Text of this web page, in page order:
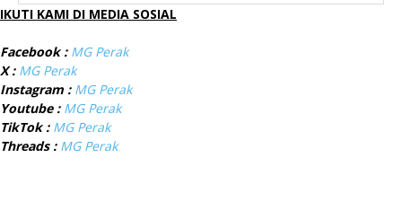
IKUTI KAMI DI MEDIA SOSIAL
Facebook : MG Perak
X : MG Perak
Instagram : MG Perak
Youtube : MG Perak
TikTok : MG Perak
Threads : MG Perak